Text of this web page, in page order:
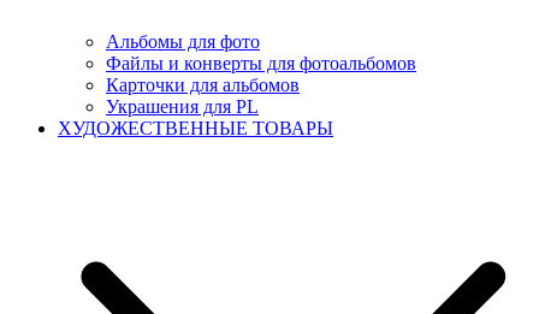
Альбомы для фото
Файлы и конверты для фотоальбомов
Карточки для альбомов
Украшения для PL
ХУДОЖЕСТВЕННЫЕ ТОВАРЫ